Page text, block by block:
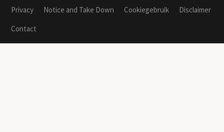
Privacy
Notice and Take Down Cookiegebruik
Disclaimer
Contact